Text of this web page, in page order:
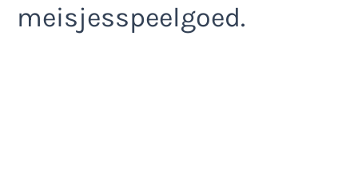
meisjesspeelgoed.